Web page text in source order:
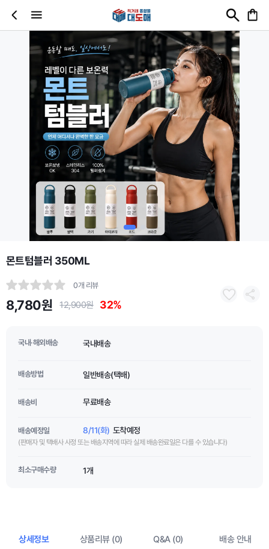
몬트텀블러 350ML
0개 리뷰
8,780원 12,900원 32%
국내·해외배송 국내배송
배송방법 일반배송(택배)
배송비 무료배송
배송예정일 8/11(화) 도착예정
(판매자 및 택배사 사정 또는 배송지역에 따라 실제 배송완료일은 다를 수 있습니다)
최소구매수량 1개
상세정보 상품리뷰 (0) Q&A (0) 배송 안내